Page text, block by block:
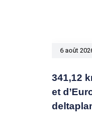
6 août
341,12
et